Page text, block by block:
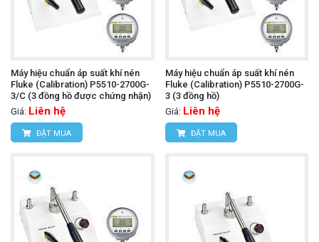
Máy hiệu chuẩn áp suất khí nén
Fluke (Calibration) P5510-2700G-
3/C (3 đồng hồ được chứng nhận)
Giá: Liên hệ
ĐẶT MUA
Máy hiệu chuẩn áp suất khí nén
Fluke (Calibration) P5510-2700G-
3 (3 đồng hồ)
Giá: Liên hệ
ĐẶT MUA